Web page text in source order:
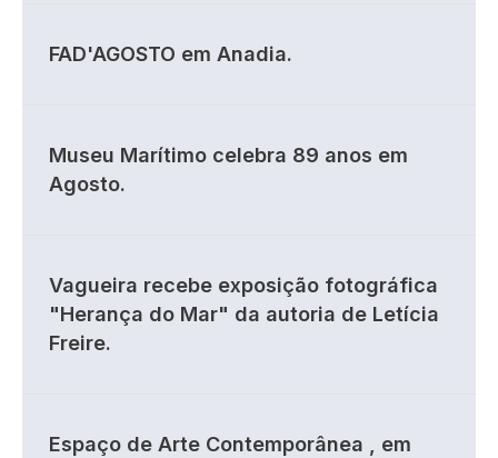
FAD'AGOSTO em Anadia.
Museu Marítimo celebra 89 anos em
Agosto.
Vagueira recebe exposição fotográfica
"Herança do Mar" da autoria de Letícia
Freire.
Espaço de Arte Contemporânea , em